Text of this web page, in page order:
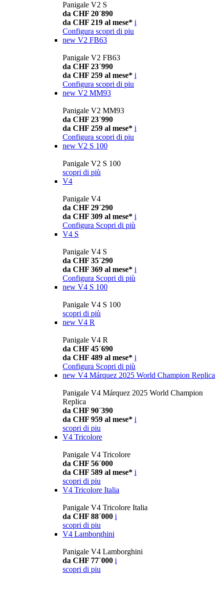
Panigale V2 S
da CHF 20´890
da CHF 219 al mese* i
Configura scopri di piu
new V2 FB63
Panigale V2 FB63
da CHF 23´990
da CHF 259 al mese* i
Configura scopri di piu
new V2 MM93
Panigale V2 MM93
da CHF 23´990
da CHF 259 al mese* i
Configura scopri di piu
new V2 S 100
Panigale V2 S 100
scopri di più
V4
Panigale V4
da CHF 29´290
da CHF 309 al mese* i
Configura Scopri di più
V4 S
Panigale V4 S
da CHF 35´290
da CHF 369 al mese* i
Configura Scopri di più
new V4 S 100
Panigale V4 S 100
scopri di più
new V4 R
Panigale V4 R
da CHF 45´690
da CHF 489 al mese* i
Configura Scopri di più
new V4 Márquez 2025 World Champion Replica
Panigale V4 Márquez 2025 World Champion
Replica
da CHF 90´390
da CHF 959 al mese* i
scopri di piu
V4 Tricolore
Panigale V4 Tricolore
da CHF 56´000
da CHF 589 al mese* i
scopri di piu
V4 Tricolore Italia
Panigale V4 Tricolore Italia
da CHF 88´000 i
scopri di piu
V4 Lamborghini
Panigale V4 Lamborghini
da CHF 77´000 i
scopri di piu